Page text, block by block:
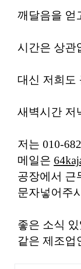
깨달음을 얻
시간은 상관
대신 저희도
새벽시간 저
저는 010-
메일은
공장에서 근
문자넣어주
좋은 소식
같은 제조업